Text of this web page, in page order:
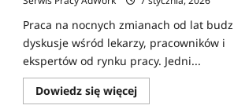
Praca na nocnych zmianach od lat
dyskusje wśród lekarzy, pracowników i
ekspertów od rynku pracy. Jedni...
Dowiedz się więcejDowiedz
się